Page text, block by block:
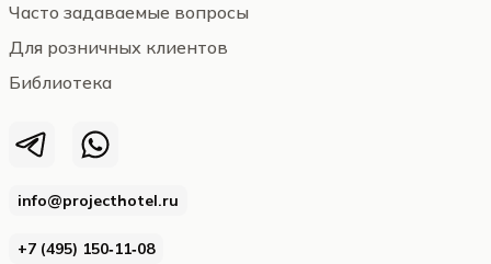
info@projecthotel.ru
+7 (495) 150‑11‑08
Часто задаваемые вопросы
Для розничных клиентов
Библиотека